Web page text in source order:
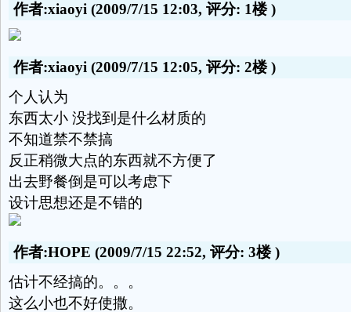
作者:xiaoyi (2009/7/15 12:03, 评分: 1楼)
作者:xiaoyi (2009/7/15 12:05, 评分: 2楼)
个人认为
东西太小 没找到是什么材质的
不知道禁不禁搞
反正稍微大点的东西就不方便了
出去野餐倒是可以考虑下
设计思想还是不错的
作者:HOPE (2009/7/15 22:52, 评分: 3楼)
估计不经搞的。。。
这么小也不好使撒。